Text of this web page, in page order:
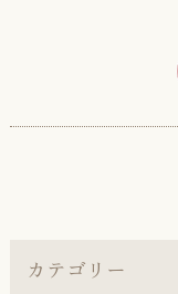
カテゴリー